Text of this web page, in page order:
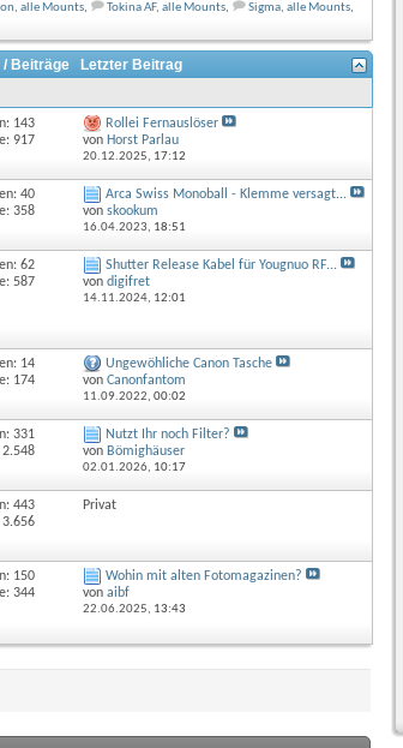
alle Mounts, Tokina AF, alle Mounts, Sigma, alle Mounts,
/ Beiträge
Letzter Beitrag
143
917
Rollei Fernauslöser
von Horst Parlau
20.12.2025, 17:12
40
358
Arca Swiss Monoball - Klemme versagt...
von skookum
16.04.2023, 18:51
62
587
Shutter Release Kabel für Yougnuo RF...
von digifret
14.11.2024, 12:01
14
174
Ungewöhliche Canon Tasche
von Canonfantom
11.09.2022, 00:02
331
Nutzt Ihr noch Filter?
von Bömighäuser
02.01.2026, 10:17
443
Privat
150
344
Wohin mit alten Fotomagazinen?
von aibf
22.06.2025, 13:43